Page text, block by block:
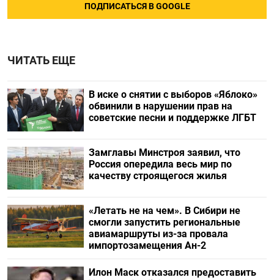
ПОДПИСАТЬСЯ В GOOGLE
ЧИТАТЬ ЕЩЕ
В иске о снятии с выборов «Яблоко»
обвинили в нарушении прав на
советские песни и поддержке ЛГБТ
Замглавы Минстроя заявил, что
Россия опередила весь мир по
качеству строящегося жилья
«Летать не на чем». В Сибири не
смогли запустить региональные
авиамаршруты из-за провала
импортозамещения Ан-2
Илон Маск отказался предоставить